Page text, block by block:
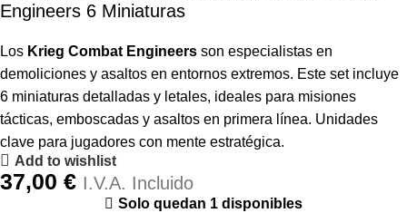
Engineers 6 Miniaturas
Los Krieg Combat Engineers son especialistas en
demoliciones y asaltos en entornos extremos. Este set incluye
6 miniaturas detalladas y letales, ideales para misiones
tácticas, emboscadas y asaltos en primera línea. Unidades
clave para jugadores con mente estratégica.
Add to wishlist
37,00 € I.V.A. Incluido
Solo quedan 1 disponibles